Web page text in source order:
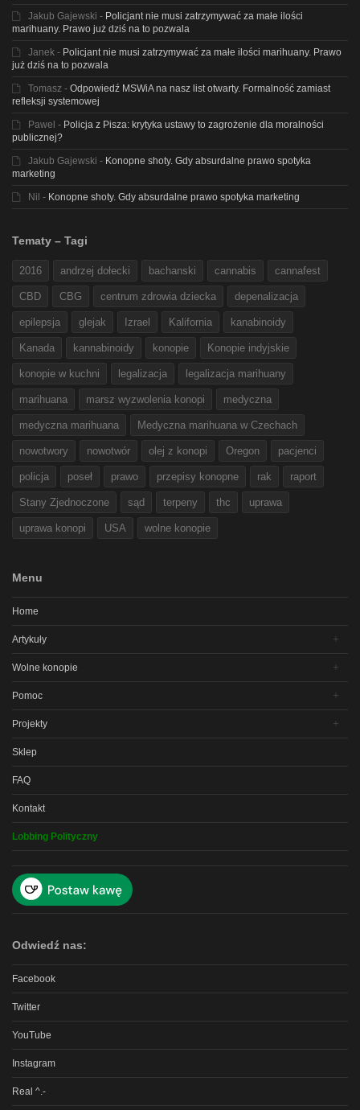
Jakub Gajewski - Policjant nie musi zatrzymywać za małe ilości
marihuany. Prawo już dziś na to pozwala
Janek - Policjant nie musi zatrzymywać za małe ilości marihuany. Prawo
już dziś na to pozwala
Tomasz - Odpowiedź MSWiA na nasz list otwarty. Formalność zamiast
refleksji systemowej
Pawel - Policja z Pisza: krytyka ustawy to zagrożenie dla moralności
publicznej?
Jakub Gajewski - Konopne shoty. Gdy absurdalne prawo spotyka
marketing
Nil - Konopne shoty. Gdy absurdalne prawo spotyka marketing
Tematy – Tagi
2016 andrzej dołecki bachanski cannabis cannafest
CBD CBG centrum zdrowia dziecka depenalizacja
epilepsja glejak Izrael Kalifornia kanabinoidy
Kanada kannabinoidy konopie Konopie indyjskie
konopie w kuchni legalizacja legalizacja marihuany
marihuana marsz wyzwolenia konopi medyczna
medyczna marihuana Medyczna marihuana w Czechach
nowotwory nowotwór olej z konopi Oregon pacjenci
policja poseł prawo przepisy konopne rak raport
Stany Zjednoczone sąd terpeny thc uprawa
uprawa konopi USA wolne konopie
Menu
Home
Artykuły
Wolne konopie
Pomoc
Projekty
Sklep
FAQ
Kontakt
Lobbing Polityczny
Odwiedź nas:
Facebook
Twitter
YouTube
Instagram
Real ^.-